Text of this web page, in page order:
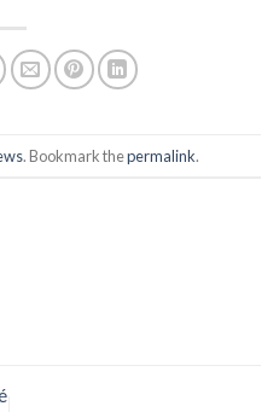
. Bookmark thepermalink.